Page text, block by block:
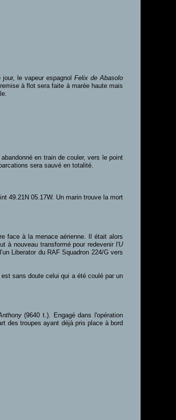
jour, le vapeur espagnolFelix de Abasolo
à flot sera faite à marée haute mais
en train de couler, vers le point
sera sauvé en totalité.
49.21N 05.17W. Un marin trouve la mort
face à la menace aérienne. Il était alors
à nouveau transformé pour redevenir l'U
Liberator du RAF Squadron 224/G vers
sans doute celui qui a été coulé par un
(9640 t.). Engagé dans l'opération
des troupes ayant déjà pris place à bord